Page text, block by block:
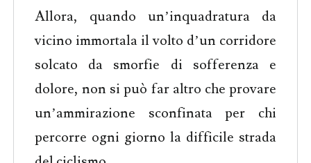
Allora, quando un’inquadratura da
vicino immortala il volto d’un corridore
solcato da smorfie di sofferenza e
dolore, non si può far altro che provare
un’ammirazione sconfinata per chi
percorre ogni giorno la difficile strada